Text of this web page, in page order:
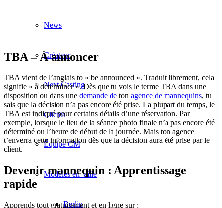
News
Créateur
Next Casting
Clients
Équipe CM
Modèles en Ville
Berlin
TBA – À annoncer
TBA vient de l’anglais to « be announced ». Traduit librement, cela
signifie « à déterminer ». Dès que tu vois le terme TBA dans une
disposition ou dans une demande de ton agence de mannequins, tu
sais que la décision n’a pas encore été prise. La plupart du temps, le
TBA est indiqué pour certains détails d’une réservation. Par
exemple, lorsque le lieu de la séance photo finale n’a pas encore été
déterminé ou l’heure de début de la journée. Mais ton agence
t’enverra cette information dès que la décision aura été prise par le
client.
Devenir mannequin : Apprentissage
rapide
Apprends tout gratuitement et en ligne sur :